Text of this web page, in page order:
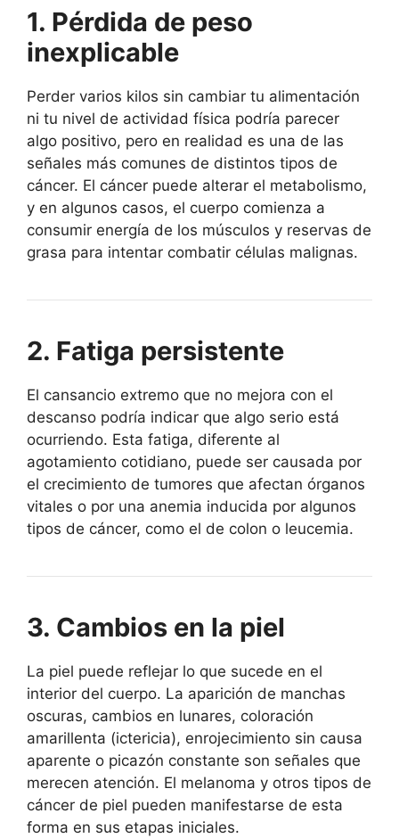
1. Pérdida de peso
inexplicable
Perder varios kilos sin cambiar tu alimentación
ni tu nivel de actividad física podría parecer
algo positivo, pero en realidad es una de las
señales más comunes de distintos tipos de
cáncer. El cáncer puede alterar el metabolismo,
y en algunos casos, el cuerpo comienza a
consumir energía de los músculos y reservas de
grasa para intentar combatir células malignas.
2. Fatiga persistente
El cansancio extremo que no mejora con el
descanso podría indicar que algo serio está
ocurriendo. Esta fatiga, diferente al
agotamiento cotidiano, puede ser causada por
el crecimiento de tumores que afectan órganos
vitales o por una anemia inducida por algunos
tipos de cáncer, como el de colon o leucemia.
3. Cambios en la piel
La piel puede reflejar lo que sucede en el
interior del cuerpo. La aparición de manchas
oscuras, cambios en lunares, coloración
amarillenta (ictericia), enrojecimiento sin causa
aparente o picazón constante son señales que
merecen atención. El melanoma y otros tipos de
cáncer de piel pueden manifestarse de esta
forma en sus etapas iniciales.